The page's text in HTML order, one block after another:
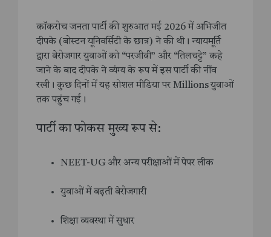
कॉकरोच जनता पार्टी की शुरुआत मई 2026 में अभिजीत
दीपके (बोस्टन यूनिवर्सिटी के छात्र) ने की थी। न्यायमूर्ति
द्वारा बेरोजगार युवाओं को “परजीवी” और “तिलचट्टे” कहे
जाने के बाद दीपके ने व्यंग्य के रूप में इस पार्टी की नींव
रखी। कुछ दिनों में यह सोशल मीडिया पर Millions युवाओं
तक पहुंच गई।
पार्टी का फोकस मुख्य रूप से:
NEET-UG और अन्य परीक्षाओं में पेपर लीक
युवाओं में बढ़ती बेरोजगारी
शिक्षा व्यवस्था में सुधार